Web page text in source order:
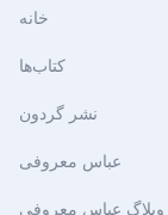
خانه
کتاب‌ها
نشر گردون
عباس معروفی
وبلاگ عباس معروفی